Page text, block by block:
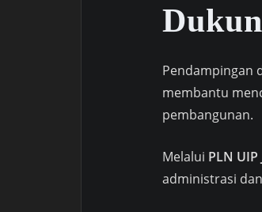
Pendampingan
membantu
pembangunan.
Melalui PLN
administrasi